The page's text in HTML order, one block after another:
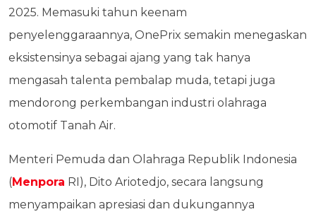
2025. Memasuki tahun keenam
penyelenggaraannya, OnePrix semakin menegaskan
eksistensinya sebagai ajang yang tak hanya
mengasah talenta pembalap muda, tetapi juga
mendorong perkembangan industri olahraga
otomotif Tanah Air.
Menteri Pemuda dan Olahraga Republik Indonesia
(Menpora RI), Dito Ariotedjo, secara langsung
menyampaikan apresiasi dan dukungannya